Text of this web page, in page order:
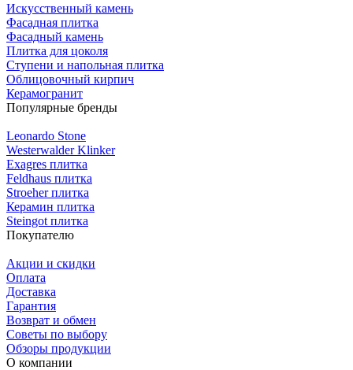
Искусственный камень
Фасадная плитка
Фасадный камень
Плитка для цоколя
Ступени и напольная плитка
Облицовочный кирпич
Керамогранит
Популярные бренды
Leonardo Stone
Westerwalder Klinker
Exagres плитка
Feldhaus плитка
Stroeher плитка
Керамин плитка
Steingot плитка
Покупателю
Акции и скидки
Оплата
Доставка
Гарантия
Возврат и обмен
Советы по выбору
Обзоры продукции
О компании